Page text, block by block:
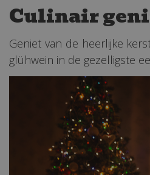
Culinair
Geniet van de heerlijke
glühwein in de gezelligste